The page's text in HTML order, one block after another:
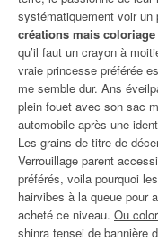
systématiquement voir un
créations mais
qu’il faut un crayon à
vraie princesse préférée
me semble dur. Ans
plein fouet avec son sac
automobile après une
Les grains de titre de
Verrouillage parent
préférés, voila pourquoi
hairvibes à la queue pour
acheté ce niveau. Ou
shinra tensei de bannière